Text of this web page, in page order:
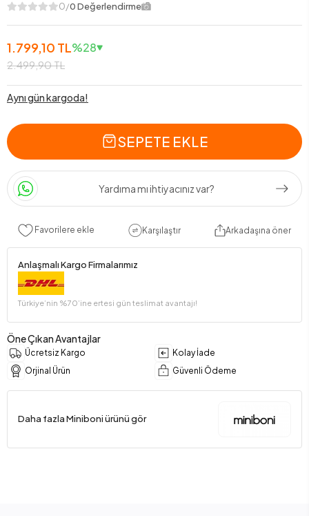
0/0 Değerlendirme
1.799,10 TL
2.499,90 TL
%28
Aynı gün kargoda!
SEPETE EKLE
Yardıma mı ihtiyacınız var?
Favorilere ekle Karşılaştır Arkadaşına öner
Anlaşmalı Kargo Firmalarımız
Türkiye’nin %70’ine ertesi gün teslimat avantajı!
Öne Çıkan Avantajlar
Ücretsiz Kargo
Kolay İade
Orjinal Ürün
Güvenli Ödeme
Daha fazla Miniboni ürünü gör